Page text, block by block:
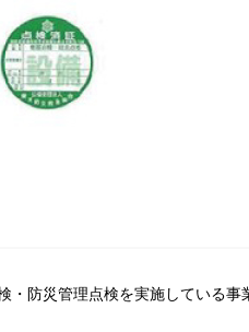
・防災管理点検を実施している事